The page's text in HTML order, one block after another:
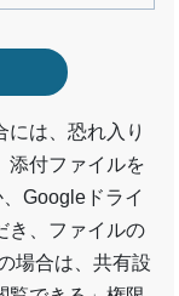
は、恐れ入り
添付ファイルを
Googleドライ
き、ファイルの
場合は、共有設